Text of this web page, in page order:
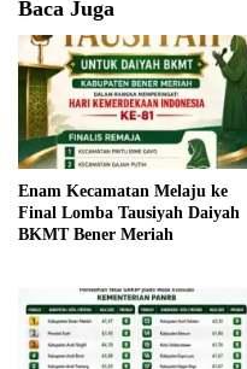
Baca Juga
Enam Kecamatan Melaju ke
Final Lomba Tausiyah Daiyah
BKMT Bener Meriah